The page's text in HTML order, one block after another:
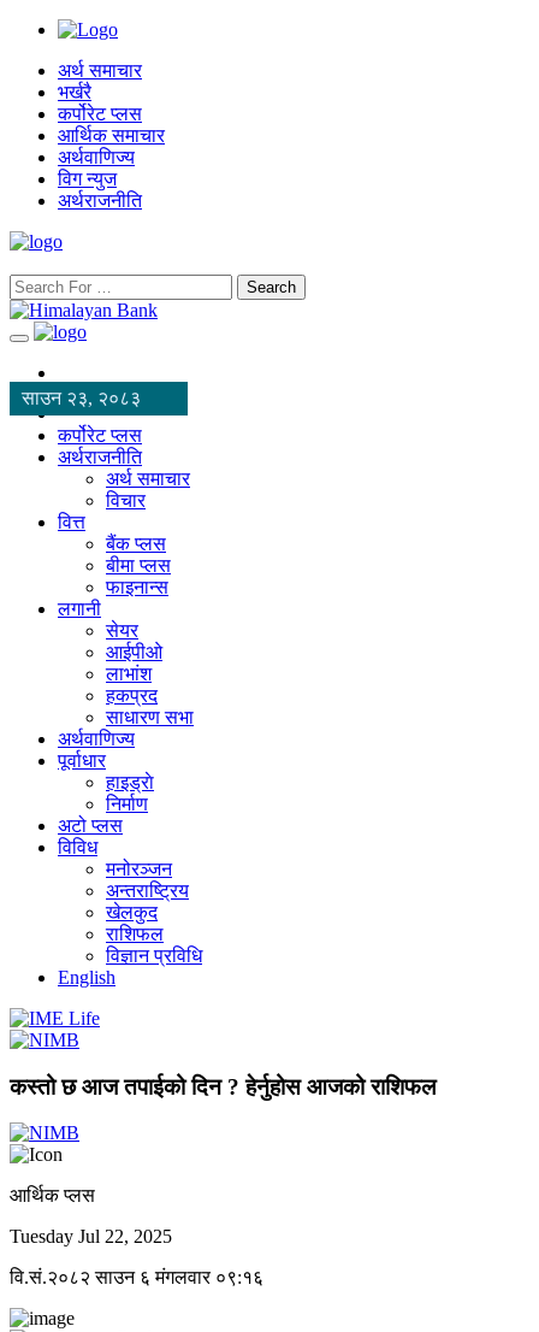
अर्थ समाचार
भर्खरै
कर्पोरेट प्लस
आर्थिक समाचार
अर्थवाणिज्य
विग न्युज
अर्थराजनीति
Search
साउन २३, २०८३
कर्पोरेट प्लस
अर्थराजनीति
अर्थ समाचार
विचार
वित्त
बैंक प्लस
बीमा प्लस
फाइनान्स
लगानी
सेयर
आईपीओ
लाभांश
हकप्रद
साधारण सभा
अर्थवाणिज्य
पूर्वाधार
हाइड्राे
निर्माण
अटो प्लस
विविध
मनोरञ्जन
अन्तराष्ट्रिय
खेलकुद
राशिफल
विज्ञान प्रविधि
English
कस्तो छ आज तपाईको दिन ? हेर्नुहोस आजको राशिफल
आर्थिक प्लस
Tuesday Jul 22, 2025
वि.सं.२०८२ साउन ६ मंगलवार ०९:१६